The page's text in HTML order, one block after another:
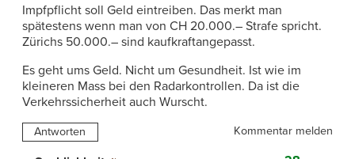
Impfpflicht soll Geld eintreiben. Das merkt man
spätestens wenn man von CH 20.000.– Strafe spricht.
Zürichs 50.000.– sind kaufkraftangepasst.
Es geht ums Geld. Nicht um Gesundheit. Ist wie im
kleineren Mass bei den Radarkontrollen. Da ist die
Verkehrssicherheit auch Wurscht.
Antworten Kommentar melden